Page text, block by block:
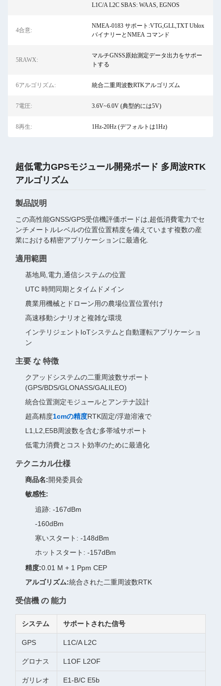
L1C/A L2C SBAS: WAAS, EGNOS
4合意:
NMEA-0183 サポート:VTG,GLL,TXT Ublox
バイナリーとNMEA コマンド
5RAWX:
マルチGNSS原始測定データ出力をサポー
トする
6アルゴリズム: 統合二重周波数RTKアルゴリズム
7電圧: 3.6V~6.0V (典型的には5V)
8再生: 1Hz-20Hz (デフォルトは1Hz)
超低電力GPSモジュール開発ボード 多周波RTK
アルゴリズム
製品説明
この高性能GNSS/GPS受信機評価ボードは,超低消費電力でセ
ンチメートルレベルの位置位置精度を備えています複数の産
業における精密アプリケーションに最適化.
適用範囲
基地局,電力,通信システムの位置
UTC 時間同期とタイムドメイン
農業用機械とドローン用の農場位置位置付け
高速移動シナリオと複雑な環境
インテリジェントIoTシステムと自動運転アプリケーショ
ン
主要 な 特徴
クアッドシステムの二重周波数サポート
(GPS/BDS/GLONASS/GALILEO)
統合位置測定モジュールとアンテナ設計
超高精度1cmの精度RTK固定/浮遊溶液で
L1,L2,E5B周波数を含む多帯域サポート
低電力消費とコスト効率のために最適化
テクニカル仕様
商品名:開発委員会
敏感性:
追跡: -167dBm
-160dBm
寒いスタート: -148dBm
ホットスタート: -157dBm
精度:0.01 M + 1 Ppm CEP
アルゴリズム:統合された二重周波数RTK
受信機 の 能力
システム サポートされた信号
GPS L1C/A L2C
グロナス L1OF L2OF
ガリレオ E1-B/C E5b